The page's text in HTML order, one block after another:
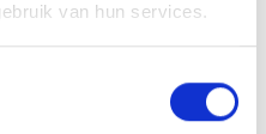
van hun services.